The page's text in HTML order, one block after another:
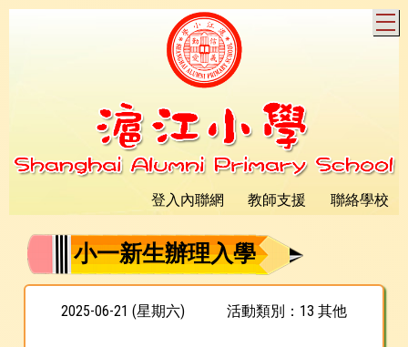
登入內聯網 教師支援 聯絡學校
小一新生辦理入學
2025-06-21 (星期六) 活動類別：13 其他